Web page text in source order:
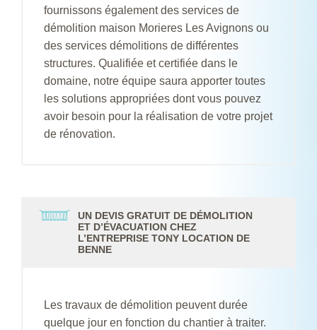
fournissons également des services de
démolition maison Morieres Les Avignons ou
des services démolitions de différentes
structures. Qualifiée et certifiée dans le
domaine, notre équipe saura apporter toutes
les solutions appropriées dont vous pouvez
avoir besoin pour la réalisation de votre projet
de rénovation.
UN DEVIS GRATUIT DE DÉMOLITION
ET D’ÉVACUATION CHEZ
L’ENTREPRISE TONY LOCATION DE
BENNE
Les travaux de démolition peuvent durée
quelque jour en fonction du chantier à traiter.